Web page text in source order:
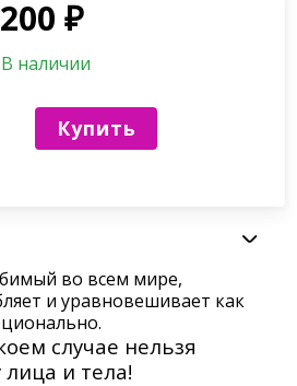
200 ₽
В наличии
Купить
во всем мире,
и уравновешивает как
случае нельзя
и тела!